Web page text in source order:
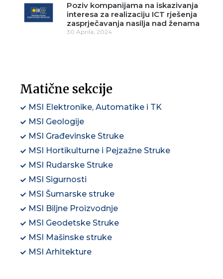
Poziv kompanijama na iskazivanja
interesa za realizaciju ICT rješenja
zasprječavanja nasilja nad ženama
30 Aprila, 2024
Matične sekcije
MSI Elektronike, Automatike i TK
MSI Geologije
MSI Građevinske Struke
MSI Hortikulturne i Pejzažne Struke
MSI Rudarske Struke
MSI Sigurnosti
MSI Šumarske struke
MSI Biljne Proizvodnje
MSI Geodetske Struke
MSI Mašinske struke
MSI Arhitekture